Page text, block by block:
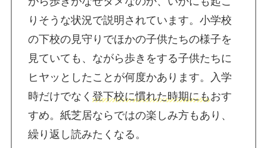
りそうな状況で説明されています。小学校
の下校の見守りでほかの子供たちの様子を
見ていても、ながら歩きをする子供たちに
ヒヤッとしたことが何度かあります。入学
時だけでなく 登下校に慣れた時期にもおす
すめ。紙芝居ならではの楽しみ方もあり、
繰り返し読みたくなる。